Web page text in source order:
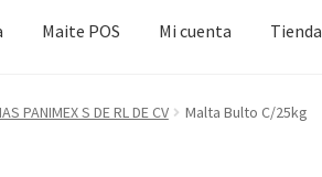
Maite POS Mi cuenta Tienda
Mi cuenta Tienda
PANIMEX S DE RL DE CV Malta Bulto C/25kg